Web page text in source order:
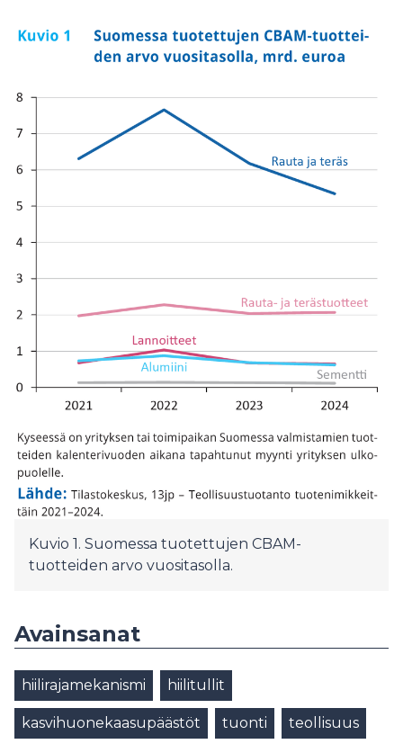
Kuvio 1. Suomessa tuotettujen CBAM-
tuotteiden arvo vuositasolla.
Avainsanat
hiilirajamekanismi hiilitullit
kasvihuonekaasupäästöt tuonti teollisuus